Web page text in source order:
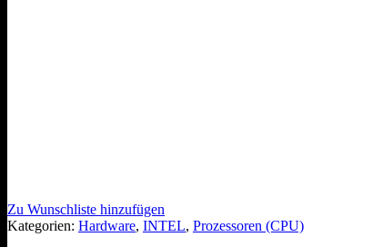
Zu Wunschliste hinzufügen
Kategorien: Hardware, INTEL, Prozessoren (CPU)